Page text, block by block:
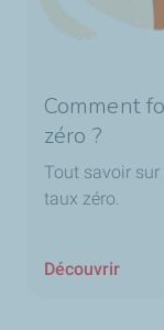
Comment
zéro ?
Tout savoir sur
taux zéro.
Découvrir